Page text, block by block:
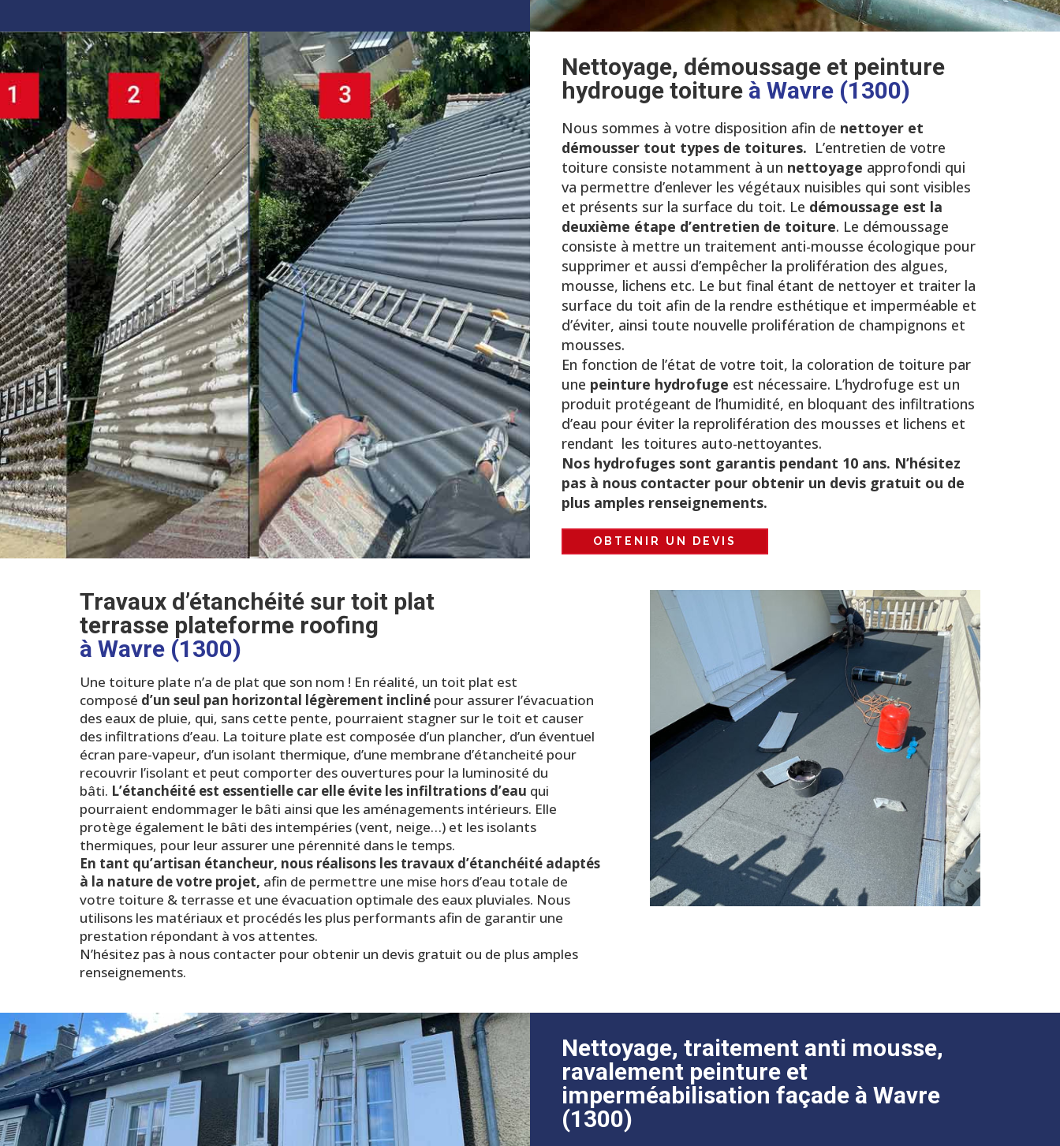
Nettoyage, démoussage et peinture
hydrouge toiture à Wavre (1300)
Nous sommes à votre disposition afin de nettoyer et
démousser tout types de toitures. L’entretien de votre
toiture consiste notamment à un nettoyage approfondi qui
va permettre d’enlever les végétaux nuisibles qui sont visibles
et présents sur la surface du toit. Le démoussage est la
deuxième étape d’entretien de toiture. Le démoussage
consiste à mettre un traitement anti-mousse écologique pour
supprimer et aussi d’empêcher la prolifération des algues,
mousse, lichens etc. Le but final étant de nettoyer et traiter la
surface du toit afin de la rendre esthétique et imperméable et
d’éviter, ainsi toute nouvelle prolifération de champignons et
mousses.
En fonction de l’état de votre toit, la coloration de toiture par
une peinture hydrofuge est nécessaire. L’hydrofuge est un
produit protégeant de l’humidité, en bloquant des infiltrations
d’eau pour éviter la reprolifération des mousses et lichens et
rendant les toitures auto-nettoyantes.
Nos hydrofuges sont garantis pendant 10 ans. N’hésitez
pas à nous contacter pour obtenir un devis gratuit ou de
plus amples renseignements.
OBTENIR UN DEVIS
Travaux d’étanchéité sur toit plat
terrasse plateforme roofing
à Wavre (1300)
Une toiture plate n’a de plat que son nom ! En réalité, un toit plat est
composé d’un seul pan horizontal légèrement inclinépour assurer l’évacuation
des eaux de pluie, qui, sans cette pente, pourraient stagner sur le toit et causer
des infiltrations d’eau. La toiture plate est composée d’un plancher, d’un éventuel
écran pare-vapeur, d’un isolant thermique, d’une membrane d’étancheité pour
recouvrir l’isolant et peut comporter des ouvertures pour la luminosité du
bâti. L’étanchéité est essentielle car elle évite les infiltrations d’eau qui
pourraient endommager le bâti ainsi que les aménagements intérieurs. Elle
protège également le bâti des intempéries (vent, neige…) et les isolants
thermiques, pour leur assurer une pérennité dans le temps.
En tant qu’artisan étancheur, nous réalisons les travaux d’étanchéité adaptés
à la nature de votre projet, afin de permettre une mise hors d’eau totale de
votre toiture & terrasse et une évacuation optimale des eaux pluviales. Nous
utilisons les matériaux et procédés les plus performants afin de garantir une
prestation répondant à vos attentes.
N’hésitez pas à nous contacter pour obtenir un devis gratuit ou de plus amples
renseignements.
Nettoyage, traitement anti mousse,
ravalement peinture et
imperméabilisation façade à Wavre
(1300)